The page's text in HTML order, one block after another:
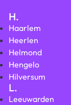
H.
Haarlem
Heerlen
Helmond
Hengelo
Hilversum
L.
Leeuwarden